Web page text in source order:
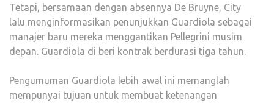
Tetapi, bersamaan dengan absennya De Bruyne, City
lalu menginformasikan penunjukkan Guardiola sebagai
manajer baru mereka menggantikan Pellegrini musim
depan. Guardiola di beri kontrak berdurasi tiga tahun.
Pengumuman Guardiola lebih awal ini memanglah
mempunyai tujuan untuk membuat ketenangan